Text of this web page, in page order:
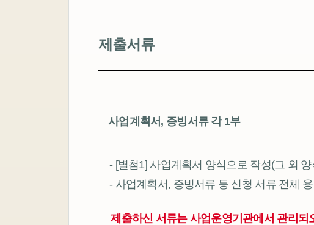
제출서류
사업계획서, 증빙서류 각 1부
- [별첨1] 사업계획서 양식으로 작성(그 외
- 사업계획서, 증빙서류 등 신청 서류 전체
제출하신 서류는 사업운영기관에서 관리